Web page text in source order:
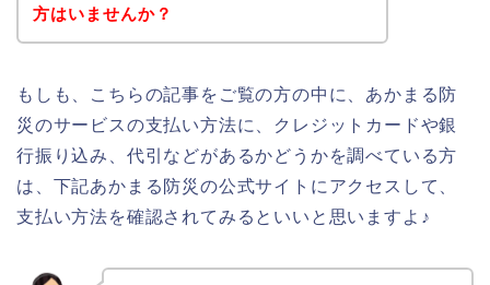
方はいませんか？
もしも、こちらの記事をご覧の方の中に、あかまる防
災のサービスの支払い方法に、クレジットカードや銀
行振り込み、代引などがあるかどうかを調べている方
は、下記あかまる防災の公式サイトにアクセスして、
支払い方法を確認されてみるといいと思いますよ♪